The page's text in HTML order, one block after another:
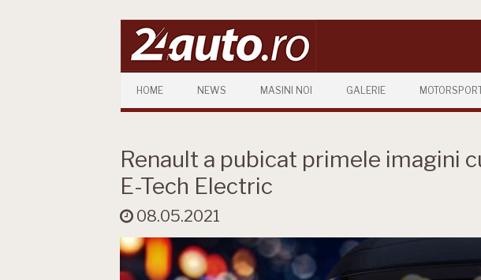
HOME NEWS MASINI NOI GALERIE
Renault a pubicat primele imagini
E-Tech Electric
08.05.2021